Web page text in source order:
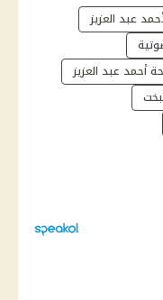
عبد العزيز
أحمد عبد العزيز